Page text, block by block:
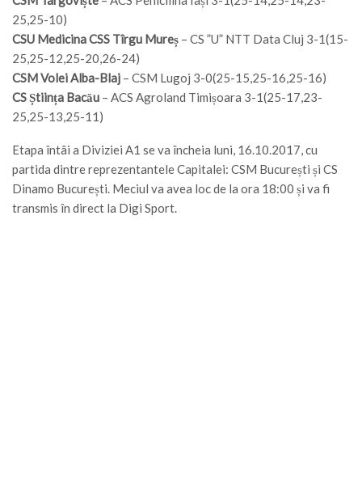
25,25-10)
CSU Medicina CSS Tîrgu Mureș – CS ”U” NTT Data Cluj 3-1(15-
25,25-12,25-20,26-24)
CSM Volei Alba-Blaj – CSM Lugoj 3-0(25-15,25-16,25-16)
CS Știința Bacău – ACS Agroland Timișoara 3-1(25-17,23-
25,25-13,25-11)
Etapa întâi a Diviziei A1 se va încheia luni, 16.10.2017, cu
partida dintre reprezentantele Capitalei: CSM București și CS
Dinamo București. Meciul va avea loc de la ora 18:00 și va fi
transmis în direct la Digi Sport.